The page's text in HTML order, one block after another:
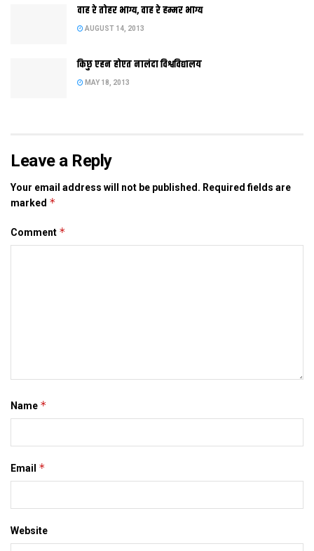
रहल परंपरा। मुख्यमंत्री नीतीश कुमार सबस पहिने पूर्व रेलमंत्री कए देलथि
शुभकामना। दिल्ली मे मीरा कुमार देलथि राष्ट्रपति कए नव वर्षक बधाई।
वाह रे तोहर भाग्य, वाह रे हम्मर भाग्य
AUGUST 14, 2013
किछु एहन होएत नालंदा विश्वविद्यालय
MAY 18, 2013
Leave a Reply
Your email address will not be published. Required fields are
marked *
Comment *
Name *
Email *
Website